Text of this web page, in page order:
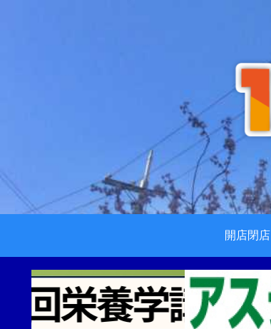
開店閉店